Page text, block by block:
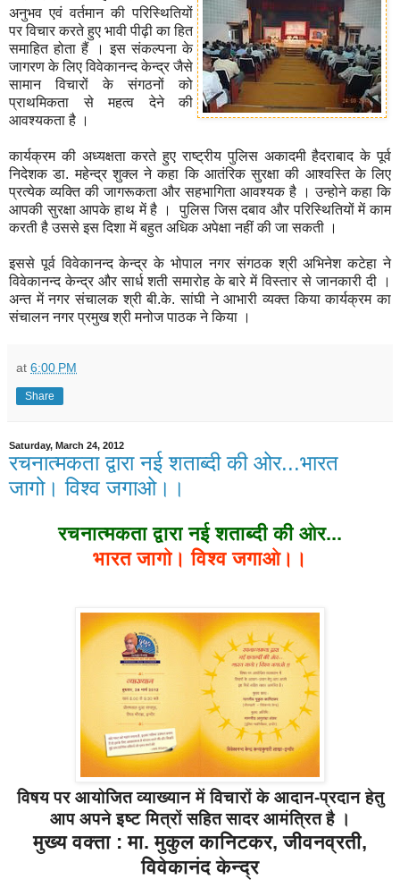
अनुभव एवं वर्तमान की परिस्थितियों
पर विचार करते हुए भावी पीढ़ी का हित
समाहित होता हैं । इस संकल्पना के
जागरण के लिए विवेकानन्द केन्द्र जैसे
सामान विचारों के संगठनों को
प्राथमिकता से महत्व देने की
आवश्यकता है ।
कार्यक्रम की अध्यक्षता करते हुए राष्ट्रीय पुलिस अकादमी हैदराबाद के पूर्व
निदेशक डा. महेन्द्र शुक्ल ने कहा कि आतंरिक सुरक्षा की आश्वस्ति के लिए
प्रत्येक व्यक्ति की जागरूकता और सहभागिता आवश्यक है । उन्होने कहा कि
आपकी सुरक्षा आपके हाथ में है । पुलिस जिस दबाव और परिस्थितियों में काम
करती है उससे इस दिशा में बहुत अधिक अपेक्षा नहीं की जा सकती ।
इससे पूर्व विवेकानन्द केन्द्र के भोपाल नगर संगठक श्री अभिनेश कटेहा ने
विवेकानन्द केन्द्र और सार्ध शती समारोह के बारे में विस्तार से जानकारी दी ।
अन्त में नगर संचालक श्री बी.के. सांघी ने आभारी व्यक्त किया कार्यक्रम का
संचालन नगर प्रमुख श्री मनोज पाठक ने किया ।
at 6:00 PM
Share
Saturday, March 24, 2012
रचनात्मकता द्वारा नई शताब्दी की ओर...भारत
जागो। विश्व जगाओ।।
रचनात्मकता द्वारा नई शताब्दी की ओर...
भारत जागो। विश्व जगाओ।।
विषय पर आयोजित व्याख्यान में विचारों के आदान-प्रदान हेतु
आप अपने इष्ट मित्रों सहित सादर आमंत्रित है ।
मुख्य वक्ता : मा. मुकुल कानिटकर, जीवनव्रती,
विवेकानंद केन्द्र